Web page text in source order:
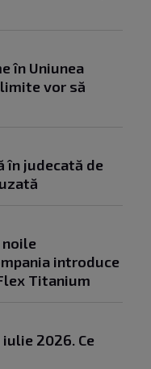
în Uniunea
limite vor să
în judecată de
noile
introduce
Titanium
2026. Ce